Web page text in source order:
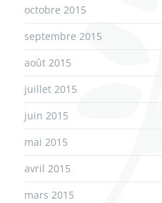
octobre 2015
septembre 2015
août 2015
juillet 2015
juin 2015
mai 2015
avril 2015
mars 2015